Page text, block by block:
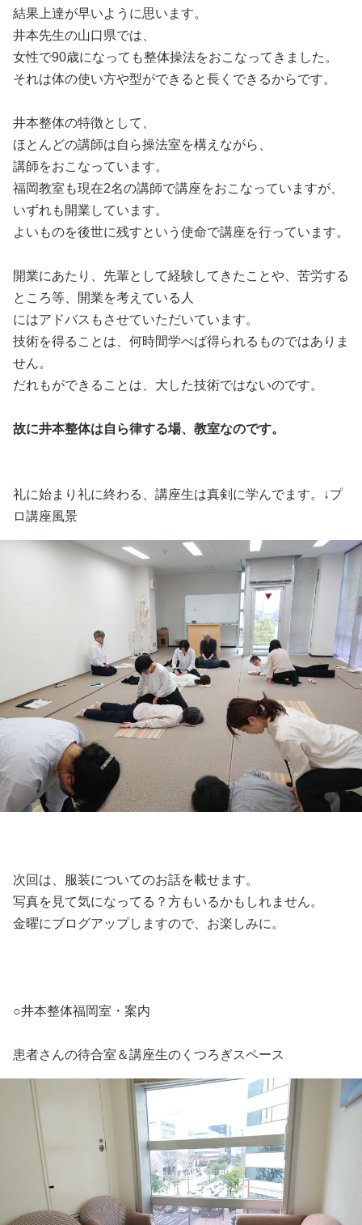
結果上達が早いように思います。
井本先生の山口県では、
女性で90歳になっても整体操法をおこなってきました。
それは体の使い方や型ができると長くできるからです。
井本整体の特徴として、
ほとんどの講師は自ら操法室を構えながら、
講師をおこなっています。
福岡教室も現在2名の講師で講座をおこなっていますが、
いずれも開業しています。
よいものを後世に残すという使命で講座を行っています。
開業にあたり、先輩として経験してきたことや、苦労する
ところ等、開業を考えている人
にはアドバスもさせていただいています。
技術を得ることは、何時間学べば得られるものではありま
せん。
だれもができることは、大した技術ではないのです。
故に井本整体は自ら律する場、教室なのです。
礼に始まり礼に終わる、講座生は真剣に学んでます。↓プ
ロ講座風景
次回は、服装についてのお話を載せます。
写真を見て気になってる？方もいるかもしれません。
金曜にブログアップしますので、お楽しみに。
○井本整体福岡室・案内
患者さんの待合室＆講座生のくつろぎスペース